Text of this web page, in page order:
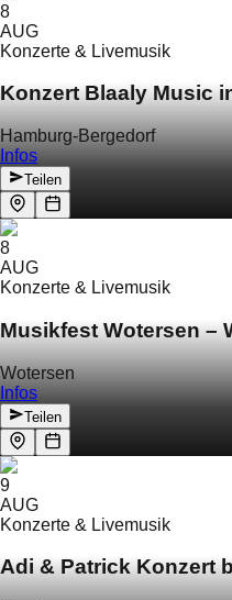
8
AUG
Konzerte & Livemusik
Konzert Blaaly Music
Hamburg-Bergedorf
Infos
Teilen
8
AUG
Konzerte & Livemusik
Musikfest Wotersen –
Wotersen
Infos
Teilen
9
AUG
Konzerte & Livemusik
Adi & Patrick Konzert